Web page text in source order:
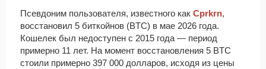
Псевдоним пользователя, известного как Cprkrn,
восстановил 5 биткойнов (BTC) в мае 2026 года.
Кошелек был недоступен с 2015 года — период
примерно 11 лет. На момент восстановления 5 BTC
стоили примерно 397 000 долларов, исходя из цены